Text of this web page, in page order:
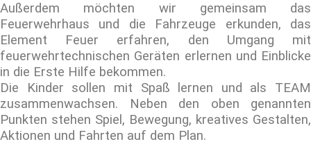
Außerdem möchten wir gemeinsam das
Feuerwehrhaus und die Fahrzeuge erkunden, das
Element Feuer erfahren, den Umgang mit
feuerwehrtechnischen Geräten erlernen und Einblicke
in die Erste Hilfe bekommen.
Die Kinder sollen mit Spaß lernen und als TEAM
zusammenwachsen. Neben den oben genannten
Punkten stehen Spiel, Bewegung, kreatives Gestalten,
Aktionen und Fahrten auf dem Plan.